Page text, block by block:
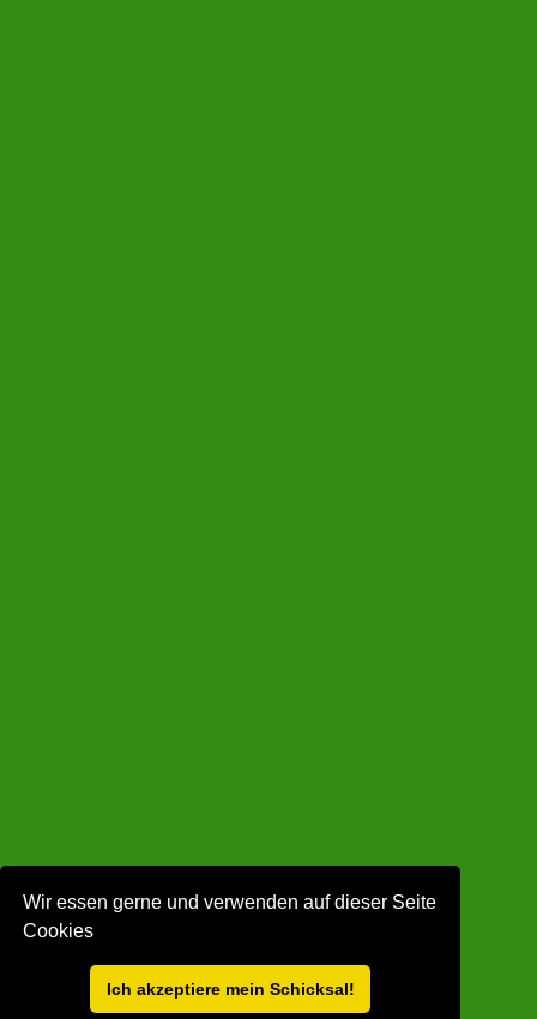
Wir essen gerne und verwenden auf dieser Seite
Cookies
Ich akzeptiere mein Schicksal!